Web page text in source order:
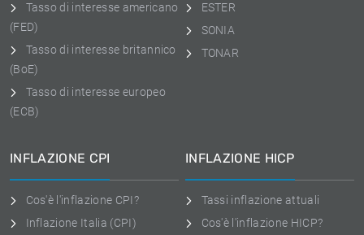
Tasso di interesse americano
(FED)
Tasso di interesse britannico
(BoE)
Tasso di interesse europeo
(ECB)
ESTER
SONIA
TONAR
INFLAZIONE CPI
Cos'è l'inflazione CPI?
Inflazione Italia (CPI)
INFLAZIONE HICP
Tassi inflazione attuali
Cos'è l'inflazione HICP?